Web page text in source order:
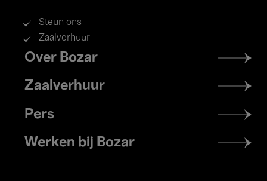
Steun ons
Zaalverhuur
Footer
menu
Over Bozar
Zaalverhuur
Pers
Werken bij Bozar